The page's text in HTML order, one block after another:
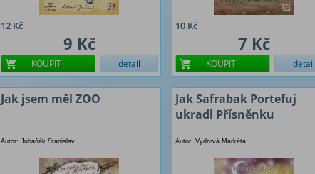
12 Kč
9 Kč
KOUPIT detail
10 Kč
7 Kč
KOUPIT detail
Jak jsem měl ZOO
Autor: Juhaňák Stanislav
Jak Safrabak Portefuj
ukradl Přísněnku
Autor: Vydrová Markéta